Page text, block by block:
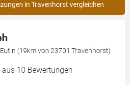
in Travenhorst vergleichen
(19km von 23701 Travenhorst)
aus 10 Bewertungen